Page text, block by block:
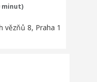
minut)
vězňů 8, Praha 1